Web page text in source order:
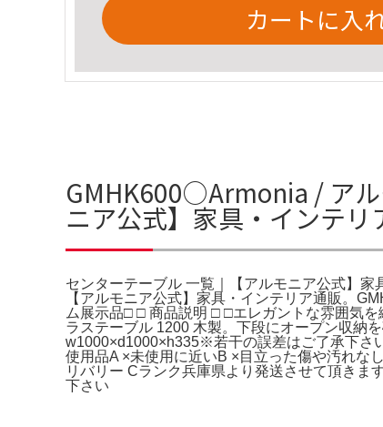
カートに入
GMHK600○Armonia / アル
ニア公式】家具・インテリ
センターテーブル 一覧｜【アルモニア公式】
【アルモニア公式】家具・インテリア通販。
ム展示品□ □ 商品説明 □ □エレガントな雰囲気
ラステーブル 1200 木製。下段にオープン収納
w1000×d1000×h335※若干の誤差はご了承下さ
使用品A ×未使用に近いB ×目立った傷や汚れな
リバリー Cランク兵庫県より発送させて頂き
下さい